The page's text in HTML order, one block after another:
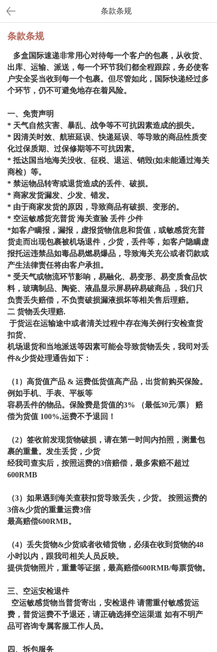
条款条规
条款条规
多盒国际速递非常用心对待每一个客户的包裹，从收货、
出库、运输、派送，每一个环节我们都全程跟踪，务必使客
户安全妥当收到每一个包裹。但尽管如此，国际快递经过多
个环节，仍不可避免地存在着风险。
一、免责声明
* 天气自然灾害、暴乱、战争等不可抗因素造成的损失。
* 因清关时效、航班延误、快递延误、等导致的商品性质变
化过保质期、过保修期等不可抗因素。
* 抵达国当地海关没收、征税、退运、销毁(如未能通过海关
商检）等。
* 禁运物品转寄或退货造成的丢件、破损。
* 商家发货漏发、少发、错发。
* 由于商家发货的原因，导致商品有破损、变形的。
* 空运敏感货充普货 海关查验 丢件 少件
*如客户瞒报，漏报，虚报货物信息和货值，或敏感货充普
货走而出现包裹被机场退件，少货， 丢件等，如客户隐瞒虚
报托运违禁品如毒品易燃易爆品，导致海关充公或者罚款或
产生法律责任将由客户承担。
* 受天气或物流环节影响，易融化、易变形、易变质食品饮
料，玻璃制品、陶瓷、液晶显示屏易碎易破商品 ，我们只
负责丢失赔偿，不负责破损漏液损坏等相关售后理赔。
二 货物丢失理赔.
于货运在运输途中或者清关过程中存在海关例行安检查货
扣货、
机场退货和当地派送等因素可能会导致货物丢失，我司对丢
件&少货处理通告如下：
（1）高货值产品 & 运费低货值高产品，出货前购买保险。
例如手机、手表、平板等
容易丢件的物品。保险费是货值的3% （最低30元/票） 赔
偿为货值 100%,运费不予退回！
（2）签收前发现货物破损，请在第一时间内拍照，测量包
裹的重量。发生丢货，少货
经我司查实后，按照运费的3倍赔偿，最多索赔不超过
600RMB
（3）如果遇到海关查获扣货导致丢失，少货。 按照运费的
3倍&少货的重量运费3倍
最高赔偿600RMB。
（4）丢失货物&少货或者收错货物，必须在收到货物的48
小时以内，跟我司相关人员反映。
提供货物照片，重量等证据，最高赔偿600RMB/每票货物。
三、空运安检退件
空运敏感货物当普货寄出，安检退件 请需重付敏感货运
费，普货运费不予退还，请正确选择空运渠道 如有不明产
品可咨询专属客服工作人员。
四、拆包服务